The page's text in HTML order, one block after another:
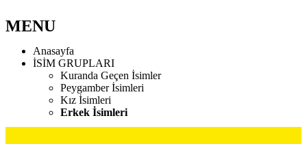
MENU
Anasayfa
İSİM GRUPLARI
Kuranda Geçen İsimler
Peygamber İsimleri
Kız İsimleri
Erkek İsimleri